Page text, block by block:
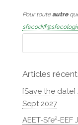
Pour touteautre
Articles
[Save the date]
Sept 2027
AEET-Sfe²-